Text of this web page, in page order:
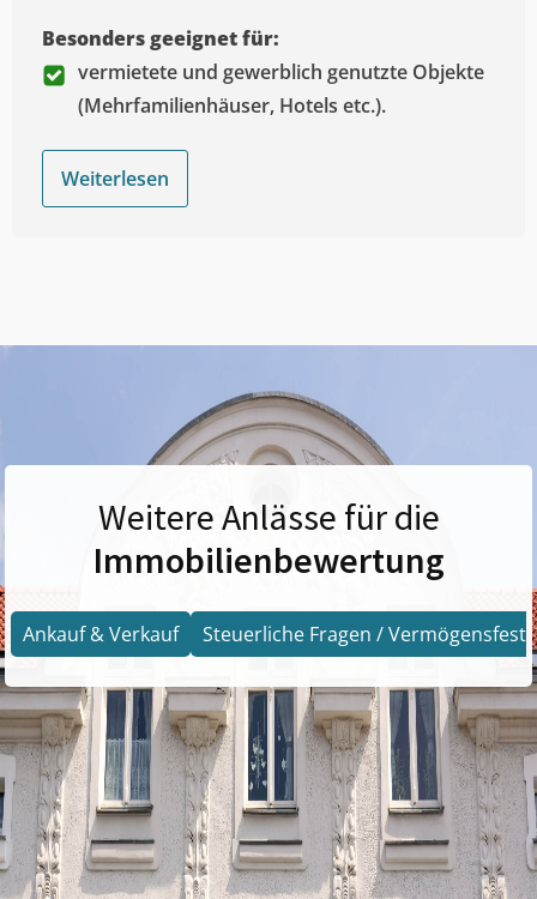
Besonders geeignet für:
vermietete und gewerblich genutzte Objekte
(Mehrfamilienhäuser, Hotels etc.).
Weiterlesen
Weitere Anlässe für die
Immobilienbewertung
Ankauf & Verkauf Steuerliche Fragen /